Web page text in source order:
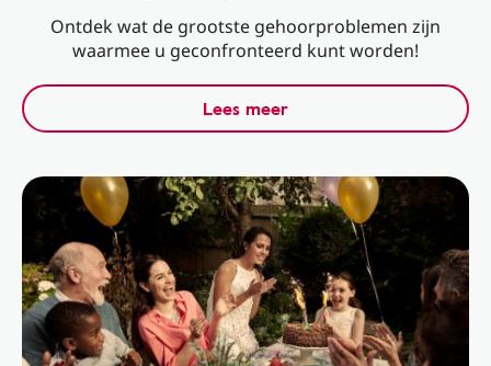
Ontdek wat de grootste gehoorproblemen zijn
waarmee u geconfronteerd kunt worden!
Lees meer